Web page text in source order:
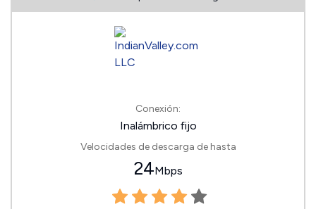
Conexión:
Inalámbrico fijo
Velocidades de descarga de hasta
24Mbps